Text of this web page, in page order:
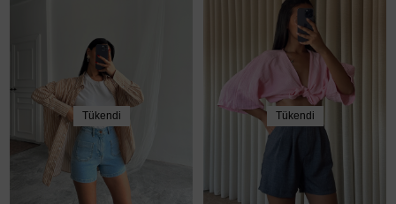
Tükendi Tükendi